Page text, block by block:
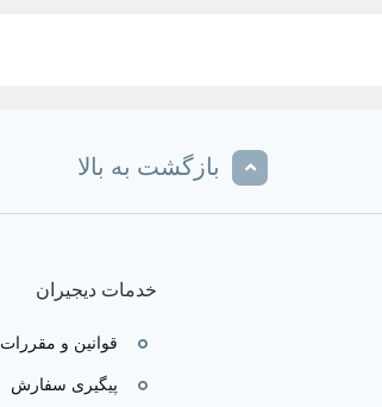
بازگشت به بالا
خدمات دیجیران
قوانین و مقررات
پیگیری سفارش